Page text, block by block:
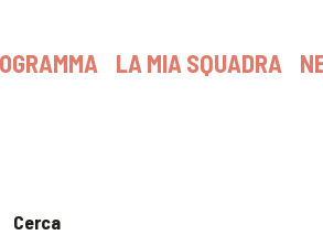
LA MIA SQUADRA
Cerca